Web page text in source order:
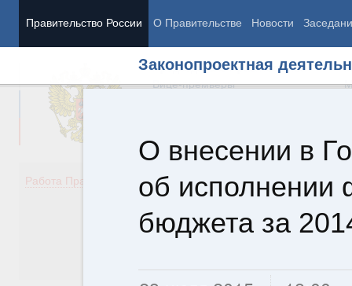
Правительство России О Правительстве Новости
Законопроектная
О внесении в
об исполнении
бюджета за
Председатель Правительства
Вице-премьеры
Работа Правительства
Демография
Здоровье
Культура